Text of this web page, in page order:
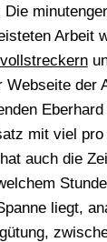
Die
Arbeit
der
mit viel pro
auch die
liegt,